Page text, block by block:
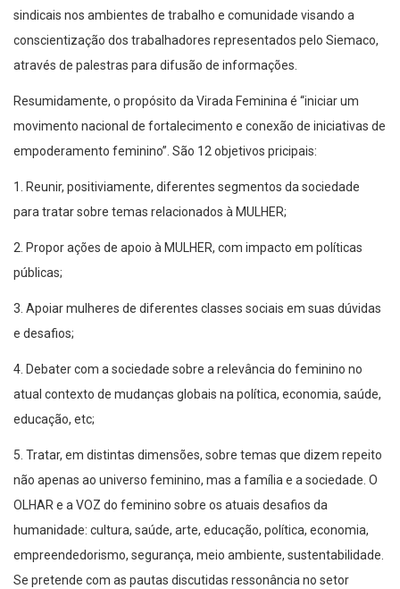
sindicais nos ambientes de trabalho e comunidade visando a
conscientização dos trabalhadores representados pelo Siemaco,
através de palestras para difusão de informações.
Resumidamente, o propósito da Virada Feminina é “iniciar um
movimento nacional de fortalecimento e conexão de iniciativas de
empoderamento feminino”. São 12 objetivos pricipais:
1. Reunir, positiviamente, diferentes segmentos da sociedade
para tratar sobre temas relacionados à MULHER;
2. Propor ações de apoio à MULHER, com impacto em políticas
públicas;
3. Apoiar mulheres de diferentes classes sociais em suas dúvidas
e desafios;
4. Debater com a sociedade sobre a relevância do feminino no
atual contexto de mudanças globais na política, economia, saúde,
educação, etc;
5. Tratar, em distintas dimensões, sobre temas que dizem repeito
não apenas ao universo feminino, mas a família e a sociedade. O
OLHAR e a VOZ do feminino sobre os atuais desafios da
humanidade: cultura, saúde, arte, educação, política, economia,
empreendedorismo, segurança, meio ambiente, sustentabilidade.
Se pretende com as pautas discutidas ressonância no setor